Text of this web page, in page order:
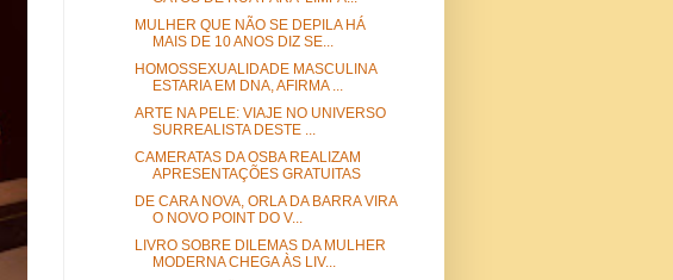
MULHER QUE NÃO SE DEPILA HÁ
MAIS DE 10 ANOS DIZ SE...
HOMOSSEXUALIDADE MASCULINA
ESTARIA EM DNA, AFIRMA ...
ARTE NA PELE: VIAJE NO UNIVERSO
SURREALISTA DESTE ...
CAMERATAS DA OSBA REALIZAM
APRESENTAÇÕES GRATUITAS
DE CARA NOVA, ORLA DA BARRA VIRA
O NOVO POINT DO V...
LIVRO SOBRE DILEMAS DA MULHER
MODERNA CHEGA ÀS LIV...